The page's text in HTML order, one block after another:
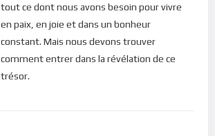
tout ce dont nous avons besoin pour vivre
en paix, en joie et dans un bonheur
constant. Mais nous devons trouver
comment entrer dans la révélation de ce
trésor.